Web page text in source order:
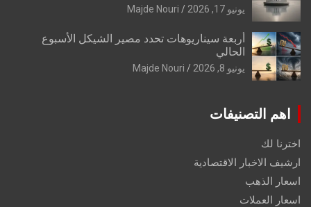
يونيو 17, 2026 Majde Nouri
أربعة سيناريوهات تحدد مصير الشيكل الأسبوع
الحالي
يونيو 8, 2026 Majde Nouri
اهم التصنيفات
اخترنا لك
ارشيف الاخبار الاقتصادية
اسعار الذهب
اسعار العملات